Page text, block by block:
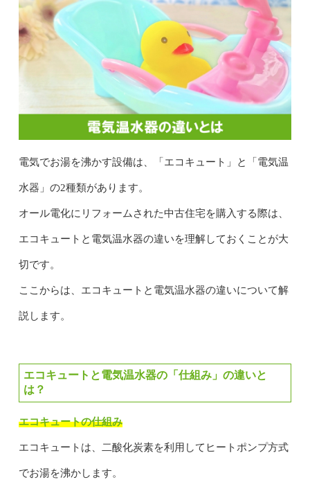
電気でお湯を沸かす設備は、「エコキュート」と「電気温
水器」の2種類があります。
オール電化にリフォームされた中古住宅を購入する際は、
エコキュートと電気温水器の違いを理解しておくことが大
切です。
ここからは、エコキュートと電気温水器の違いについて解
説します。
エコキュートと電気温水器の「仕組み」の違いと
は？
エコキュートの仕組み
エコキュートは、二酸化炭素を利用してヒートポンプ方式
でお湯を沸かします。